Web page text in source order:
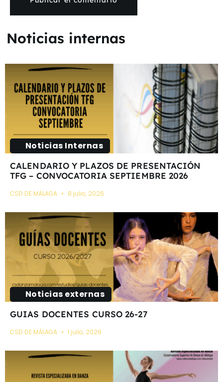
Noticias internas
Noticias Internas
CALENDARIO Y PLAZOS DE PRESENTACIÓN
TFG – CONVOCATORIA SEPTIEMBRE 2026
CSD DE MÁLAGA 8 julio, 2026
Noticias externas
GUIAS DOCENTES CURSO 26-27
CSD DE MÁLAGA 1 julio, 2026